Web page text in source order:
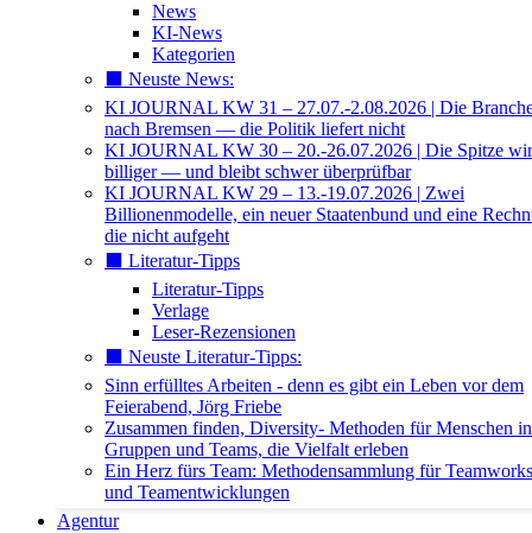
News
KI-News
Kategorien
⬛️ Neuste News:
KI JOURNAL KW 31 – 27.07.-2.08.2026 | Die
nach Bremsen — die Politik liefert nicht
KI JOURNAL KW 30 – 20.-26.07.2026 | Die Spitze
billiger — und bleibt schwer überprüfbar
KI JOURNAL KW 29 – 13.-19.07.2026 | Zwei
Billionenmodelle, ein neuer Staatenbund und eine
die nicht aufgeht
⬛️ Literatur-Tipps
Literatur-Tipps
Verlage
Leser-Rezensionen
⬛️ Neuste Literatur-Tipps:
Sinn erfülltes Arbeiten - denn es gibt ein Leben vor dem
Feierabend, Jörg Friebe
Zusammen finden, Diversity- Methoden für Menschen in
Gruppen und Teams, die Vielfalt erleben
Ein Herz fürs Team: Methodensammlung für
und Teamentwicklungen
Agentur